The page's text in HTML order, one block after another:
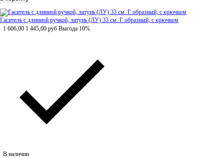
Гаситель с длинной ручкой, латунь (ЛУ) 33 см. Г образный, с крючком
1 606,00 1 445,00 руб Выгода 10%
В наличии